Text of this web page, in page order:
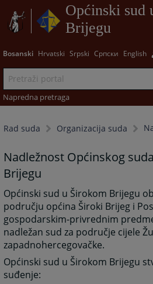
Općinski sud
Brijegu
Bosanski Hrvatski Srpski Српски English
Napredna pretraga
Rad suda Organizacija suda
Nadležnost Općinskog
Brijegu
Općinski sud u Širokom Brijegu
području općina Široki Brijeg i
gospodarskim-privrednim
nadležan sud za područje cijele
zapadnohercegovačke.
Općinski sud u Širokom Brijegu
suđenje: